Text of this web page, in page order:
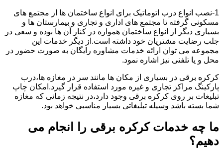
1-نصب انواع درب اتوماتیک برای انواع ساختمان ها از مجتمع های
مسکونی گرفته تا مجتمع های اداری و تجاری و بیمارستان ها و
بسیاری دیگر از انواع ساختمان همواره در کنار آن ها بوده و سعی در
جلب رضایت مشتریان خود داشته است.از دیگر خدمات این
مجموعه می توان ارائه خدمات مشاوره رایگان به صورت حضور در
محل و یا تلفنی نیز اشاره نمود.
کرکره برقی در بسیاری از مکان ها مانند سر در مغازه ها،درب
پارکینگ مراکز تجاری و غیره مورد استفاده قرار گیرد.امکان چاپ
تبلیغات بر روی کرکره برقی وجود دارد،در نتیجه زمانی که مغازه
شما بسته باشد وسیله تبلیغاتی بسیار مناسبی خواهد بود.
ما چه خدمات کرکره برقی را انجام می
دهیم؟